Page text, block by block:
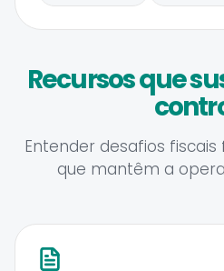
Recursos que
Entender desafios
que mantêm a